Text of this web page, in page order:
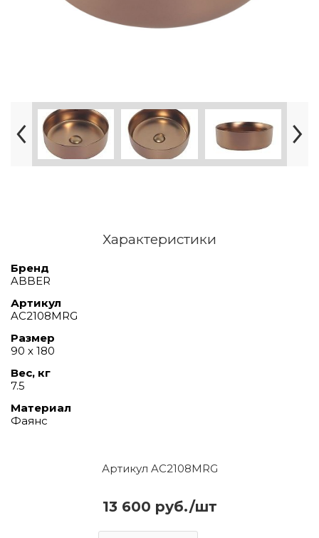
Артикул AC2108MRG
13 600 руб./шт
Характеристики
Бренд
ABBER
Артикул
AC2108MRG
Размер
90 х 180
Вес, кг
7.5
Материал
Фаянс